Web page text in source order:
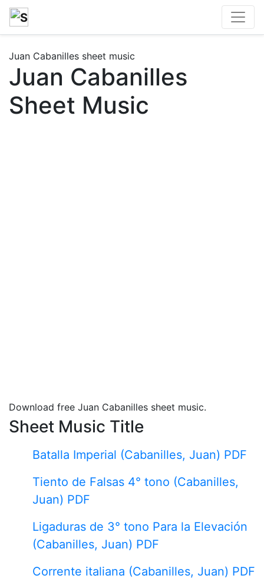
Juan Cabanilles sheet music
Juan Cabanilles
Sheet Music
Download free Juan Cabanilles sheet music.
Sheet Music Title
Batalla Imperial (Cabanilles, Juan) PDF
Tiento de Falsas 4° tono (Cabanilles,
Juan) PDF
Ligaduras de 3° tono Para la Elevación
(Cabanilles, Juan) PDF
Corrente italiana (Cabanilles, Juan) PDF